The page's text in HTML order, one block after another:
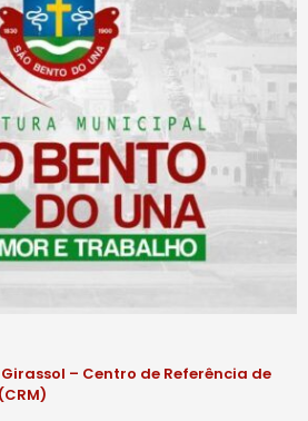
– Centro de Referência de